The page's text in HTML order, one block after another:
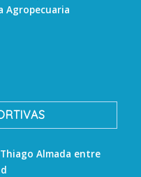
Agropecuaria
Almada entre